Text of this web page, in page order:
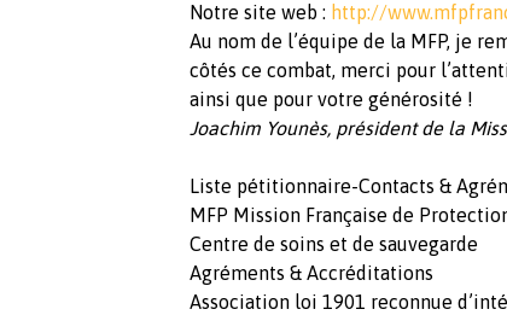
Notre site web : http://
Au nom de l’équipe de la MFP, je
côtés ce combat, merci pour
ainsi que pour votre générosité !
Joachim Younès, président de la
Liste pétitionnaire-Contacts &
MFP Mission Française de
Centre de soins et de sauvegarde
Agréments & Accréditations
Association loi 1901 reconnue